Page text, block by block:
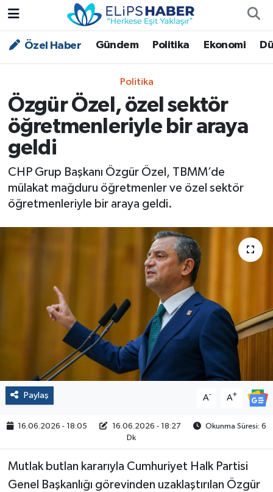
Özel Haber Gündem Politika Ekonomi
Politika
Özgür Özel, özel sektör
öğretmenleriyle bir araya
geldi
CHP Grup Başkanı Özgür Özel, TBMM’de
mülakat mağduru öğretmenler ve özel sektör
öğretmenleriyle bir araya geldi.
Paylaş A- A+
16.06.2026 - 18:05 16.06.2026 - 18:27
Okunma Süresi: 6
Dk
Mutlak butlan kararıyla Cumhuriyet Halk Partisi
Genel Başkanlığı görevinden uzaklaştırılan Özgür
Özel Haber
Asayiş
Bilim - Teknoloji
Çevre - İklim
Dünya
Politika
Sağlık
Yaşam
Çalışma Hayatı
Kadın
Yurt
Nöbetçi Eczaneler
Trafik Durumu
Süper Lig Puan Durumu ve Fikstür
Tüm Manşetler
Son Dakika Haberleri